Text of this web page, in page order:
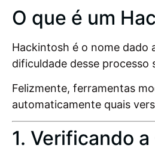
O que é um
Hackintosh é o nome dado
dificuldade desse
Felizmente, ferramentas
automaticamente quais
1. Verificando